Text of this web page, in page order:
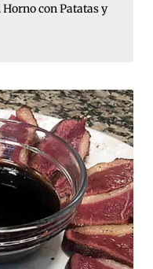
con Patatas y